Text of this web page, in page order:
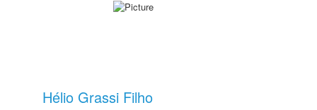
Hélio Grassi Filho